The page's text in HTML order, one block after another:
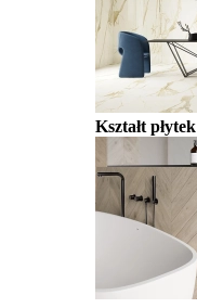
Kształt płytek